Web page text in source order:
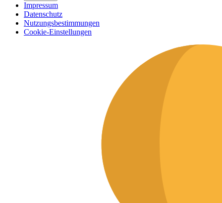
Impressum
Datenschutz
Nutzungsbestimmungen
Cookie-Einstellungen